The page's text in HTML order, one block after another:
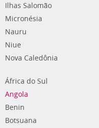
Ilhas Salomão
Micronésia
Nauru
Niue
Nova Caledônia
África do Sul
Angola
Benin
Botsuana